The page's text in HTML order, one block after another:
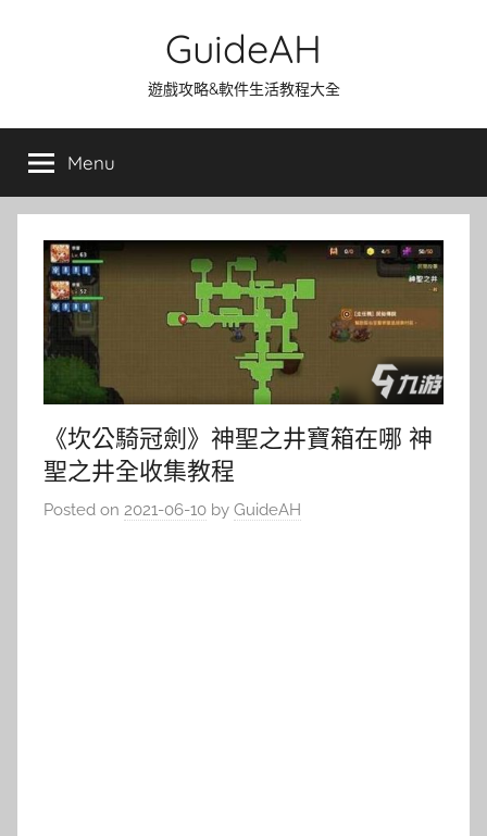
GuideAH
遊戲攻略&軟件生活教程大全
Menu
《坎公騎冠劍》神聖之井寶箱在哪 神
聖之井全收集教程
Posted on 2021-06-10 by GuideAH